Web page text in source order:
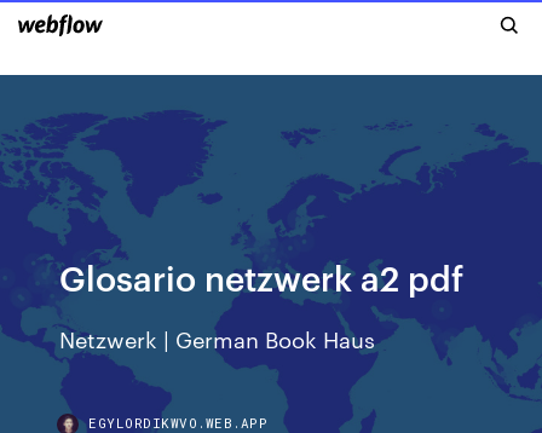
Glosario netzwerk a2 pdf
Netzwerk | German Book Haus
EGYLORDIKWVO.WEB.APP